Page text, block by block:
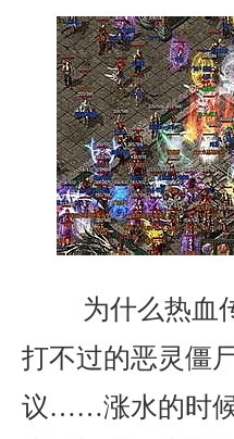
为什么热血
打不过的恶灵僵
议……涨水的时候